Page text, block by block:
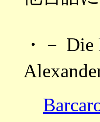
・－